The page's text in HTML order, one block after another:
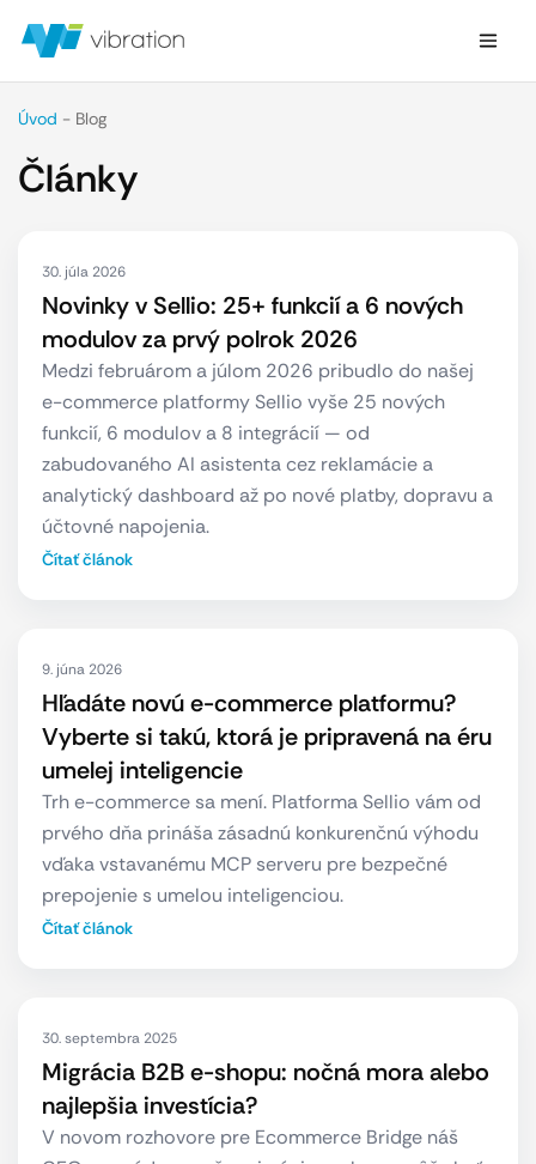
Úvod - Blog
Články
30. júla 2026
Novinky v Sellio: 25+ funkcií a 6 nových
modulov za prvý polrok 2026
Medzi februárom a júlom 2026 pribudlo do našej
e-commerce platformy Sellio vyše 25 nových
funkcií, 6 modulov a 8 integrácií — od
zabudovaného AI asistenta cez reklamácie a
analytický dashboard až po nové platby, dopravu a
účtovné napojenia.
Čítať článok
9. júna 2026
Hľadáte novú e-commerce platformu?
Vyberte si takú, ktorá je pripravená na éru
umelej inteligencie
Trh e-commerce sa mení. Platforma Sellio vám od
prvého dňa prináša zásadnú konkurenčnú výhodu
vďaka vstavanému MCP serveru pre bezpečné
prepojenie s umelou inteligenciou.
Čítať článok
30. septembra 2025
Migrácia B2B e-shopu: nočná mora alebo
najlepšia investícia?
V novom rozhovore pre Ecommerce Bridge náš